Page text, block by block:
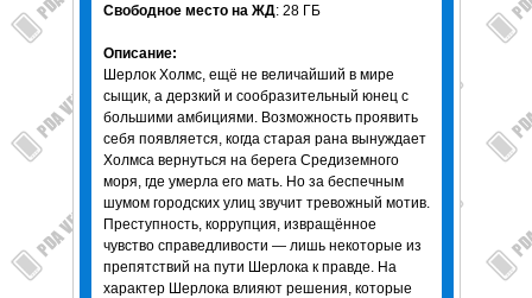
Свободное место на ЖД: 28 ГБ
Описание:
Шерлок Холмс, ещё не величайший в мире
сыщик, а дерзкий и сообразительный юнец с
большими амбициями. Возможность проявить
себя появляется, когда старая рана вынуждает
Холмса вернуться на берега Средиземного
моря, где умерла его мать. Но за беспечным
шумом городских улиц звучит тревожный мотив.
Преступность, коррупция, извращённое
чувство справедливости — лишь некоторые из
препятствий на пути Шерлока к правде. На
характер Шерлока влияют решения, которые